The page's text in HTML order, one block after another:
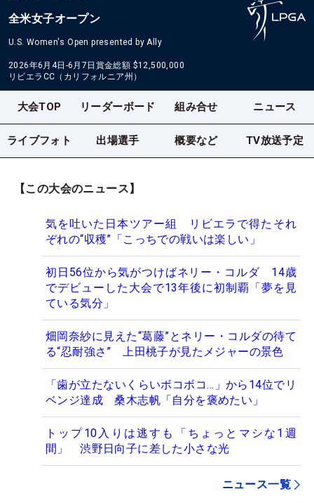
全米女子オープン
U.S. Women's Open presented by Ally
2026年6月4日-6月7日 賞金総額 $12,500,000
リビエラCC（カリフォルニア州）
大会TOP リーダーボード 組み合せ ニュース
ライブフォト 出場選手 概要など TV放送予定
【この大会のニュース】
気を吐いた日本ツアー組 リビエラで得たそれ
ぞれの“収穫”「こっちでの戦いは楽しい」
初日56位から気がつけばネリー・コルダ 14歳
でデビューした大会で13年後に初制覇「夢を見
ている気分」
畑岡奈紗に見えた“葛藤”とネリー・コルダの待て
る“忍耐強さ” 上田桃子が見たメジャーの景色
「歯が立たないくらいボコボコ…」から14位でリ
ベンジ達成 桑木志帆「自分を褒めたい」
トップ10入りは逃すも「ちょっとマシな1週
間」 渋野日向子に差した小さな光
ニュース一覧